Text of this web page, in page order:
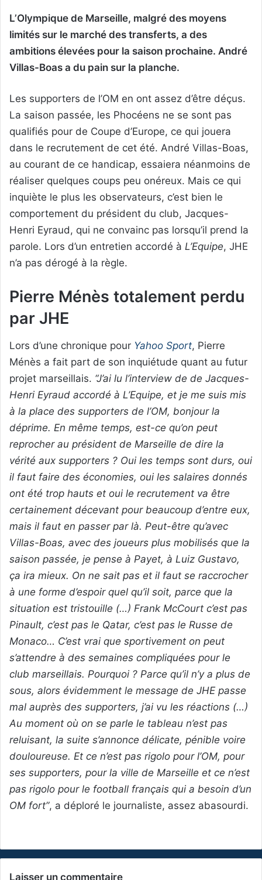
L’Olympique de Marseille, malgré des moyens
limités sur le marché des transferts, a des
ambitions élevées pour la saison prochaine. André
Villas-Boas a du pain sur la planche.
Les supporters de l’OM en ont assez d’être déçus.
La saison passée, les Phocéens ne se sont pas
qualifiés pour de Coupe d’Europe, ce qui jouera
dans le recrutement de cet été. André Villas-Boas,
au courant de ce handicap, essaiera néanmoins de
réaliser quelques coups peu onéreux. Mais ce qui
inquiète le plus les observateurs, c’est bien le
comportement du président du club, Jacques-
Henri Eyraud, qui ne convainc pas lorsqu’il prend la
parole. Lors d’un entretien accordé à L’Equipe, JHE
n’a pas dérogé à la règle.
Pierre Ménès totalement perdu
par JHE
Lors d’une chronique pour Yahoo Sport, Pierre
Ménès a fait part de son inquiétude quant au futur
projet marseillais. “J’ai lu l’interview de de Jacques-
Henri Eyraud accordé à L’Equipe, et je me suis mis
à la place des supporters de l’OM, bonjour la
déprime. En même temps, est-ce qu’on peut
reprocher au président de Marseille de dire la
vérité aux supporters ? Oui les temps sont durs, oui
il faut faire des économies, oui les salaires donnés
ont été trop hauts et oui le recrutement va être
certainement décevant pour beaucoup d’entre eux,
mais il faut en passer par là. Peut-être qu’avec
Villas-Boas, avec des joueurs plus mobilisés que la
saison passée, je pense à Payet, à Luiz Gustavo,
ça ira mieux. On ne sait pas et il faut se raccrocher
à une forme d’espoir quel qu’il soit, parce que la
situation est tristouille (…) Frank McCourt c’est pas
Pinault, c’est pas le Qatar, c’est pas le Russe de
Monaco… C’est vrai que sportivement on peut
s’attendre à des semaines compliquées pour le
club marseillais. Pourquoi ? Parce qu’il n’y a plus de
sous, alors évidemment le message de JHE passe
mal auprès des supporters, j’ai vu les réactions (…)
Au moment où on se parle le tableau n’est pas
reluisant, la suite s’annonce délicate, pénible voire
douloureuse. Et ce n’est pas rigolo pour l’OM, pour
ses supporters, pour la ville de Marseille et ce n’est
pas rigolo pour le football français qui a besoin d’un
OM fort”, a déploré le journaliste, assez abasourdi.
Laisser un commentaire